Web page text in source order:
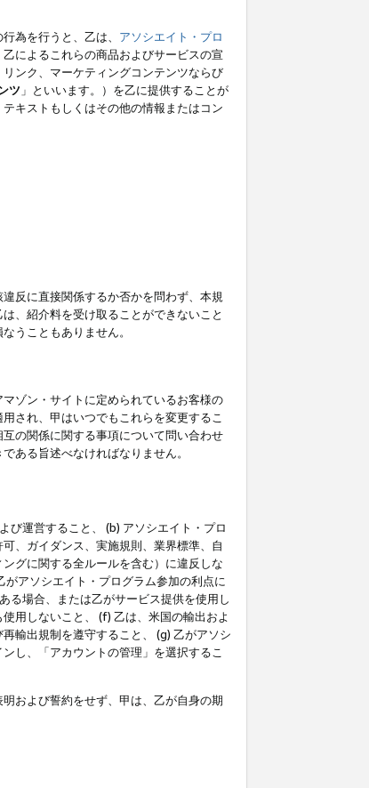
為を行うと、乙は、 アソシエイト・プロ
によるこれらの商品およびサービスの宣
ンク、マーケティングコンテンツならび
ツ 」といいます。）を乙に提供することが
キストもしくはその他の情報またはコン
反に直接関係するか否かを問わず、本規
、紹介料を受け取ることができないこと
うこともありません。
ゾン・サイトに定められているお客様の
され、甲はいつでもこれらを変更するこ
の関係に関する事項について問い合わせ
ある旨述べなければなりません。
び運営すること、 (b) アソシエイト・プロ
、ガイダンス、実施規則、業界標準、自
グに関する全ルールを含む）に違反しな
アソシエイト・プログラム参加の利点に
る場合、または乙がサービス提供を使用し
用しないこと、 (f) 乙は、米国の輸出およ
輸出規制を遵守すること、 (g) 乙がアソシ
し、「アカウントの管理」を選択するこ
および誓約をせず、甲は、乙が自身の期